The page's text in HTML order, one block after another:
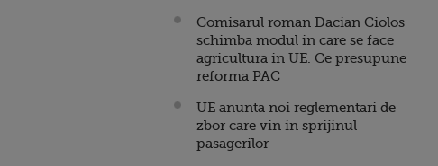
Comisarul roman Dacian Ciolos
schimba modul in care se face
agricultura in UE. Ce presupune
reforma PAC
UE anunta noi reglementari de
zbor care vin in sprijinul
pasagerilor